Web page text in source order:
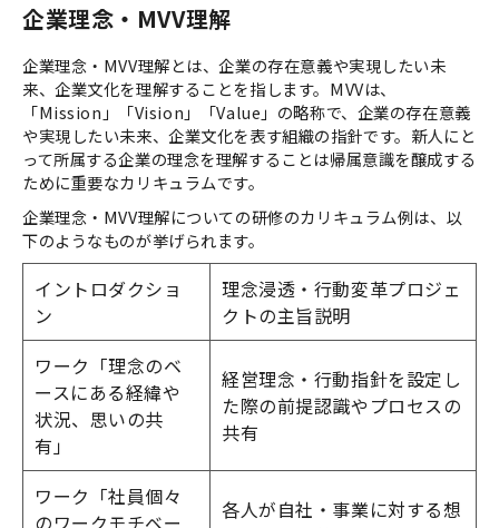
企業理念・MVV理解
企業理念・MVV理解とは、企業の存在意義や実現したい未
来、企業文化を理解することを指します。MVVは、
「Mission」「Vision」「Value」の略称で、企業の存在意義
や実現したい未来、企業文化を表す組織の指針です。新人にと
って所属する企業の理念を理解することは帰属意識を醸成する
ために重要なカリキュラムです。
企業理念・MVV理解についての研修のカリキュラム例は、以
下のようなものが挙げられます。
イントロダクショ
ン
理念浸透・行動変革プロジェ
クトの主旨説明
ワーク「理念のベ
ースにある経緯や
状況、思いの共
有」
経営理念・行動指針を設定し
た際の前提認識やプロセスの
共有
ワーク「社員個々
各人が自社・事業に対する想